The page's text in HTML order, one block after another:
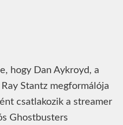
hogy Dan Aykroyd, a
Stantz megformálója
csatlakozik a streamer
Ghostbusters